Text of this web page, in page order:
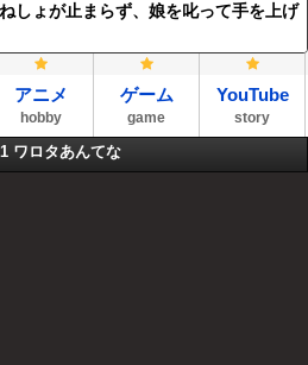
しょが止まらず、娘を叱って手を上げ
アニメ
hobby
ゲーム
game
YouTube
story
ワロタあんてな